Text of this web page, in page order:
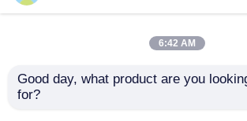
Notizie
Cuscinetto principale
6:42 AM
Good day, what product are you
for?